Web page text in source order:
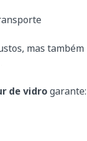
mas também
de vidrogarante: